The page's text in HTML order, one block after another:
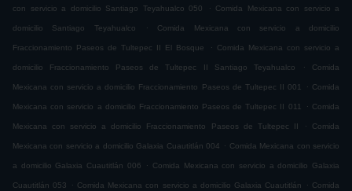
con servicio a domicilio Santiago Teyahualco 050 . Comida Mexicana con servicio a
domicilio Santiago Teyahualco . Comida Mexicana con servicio a domicilio
Fraccionamiento Paseos de Tultepec II El Bosque . Comida Mexicana con servicio a
domicilio Fraccionamiento Paseos de Tultepec II Santiago Teyahualco . Comida
Mexicana con servicio a domicilio Fraccionamiento Paseos de Tultepec II 001 . Comida
Mexicana con servicio a domicilio Fraccionamiento Paseos de Tultepec II 011 . Comida
Mexicana con servicio a domicilio Fraccionamiento Paseos de Tultepec II . Comida
Mexicana con servicio a domicilio Galaxia Cuautitlán 004 . Comida Mexicana con servicio
a domicilio Galaxia Cuautitlán 006 . Comida Mexicana con servicio a domicilio Galaxia
Cuautitlán 053 . Comida Mexicana con servicio a domicilio Galaxia Cuautitlán . Comida